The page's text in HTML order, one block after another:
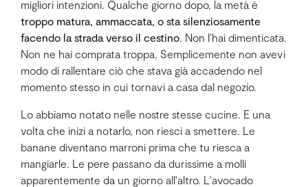
migliori intenzioni. Qualche giorno dopo, la metà è
troppo matura, ammaccata, o sta silenziosamente
facendo la strada verso il cestino . Non l'hai dimenticata.
Non ne hai comprata troppa. Semplicemente non avevi
modo di rallentare ciò che stava già accadendo nel
momento stesso in cui tornavi a casa dal negozio.
Lo abbiamo notato nelle nostre stesse cucine. E una
volta che inizi a notarlo, non riesci a smettere. Le
banane diventano marroni prima che tu riesca a
mangiarle. Le pere passano da durissime a molli
apparentemente da un giorno all'altro. L'avocado